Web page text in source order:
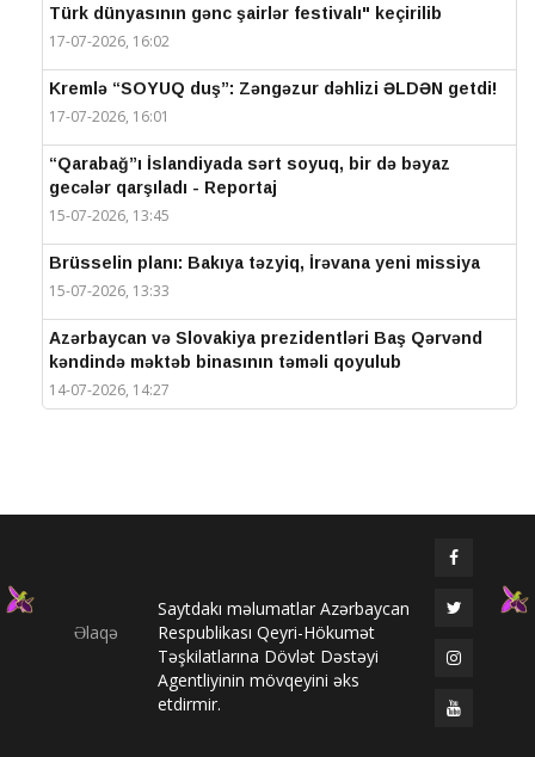
Türk dünyasının gənc şairlər festivalı" keçirilib
17-07-2026, 16:02
Kremlə “SOYUQ duş”: Zəngəzur dəhlizi ƏLDƏN getdi!
17-07-2026, 16:01
“Qarabağ”ı İslandiyada sərt soyuq, bir də bəyaz
gecələr qarşıladı - Reportaj
15-07-2026, 13:45
Brüsselin planı: Bakıya təzyiq, İrəvana yeni missiya
15-07-2026, 13:33
Azərbaycan və Slovakiya prezidentləri Baş Qərvənd
kəndində məktəb binasının təməli qoyulub
14-07-2026, 14:27
Prezidentlər Şuşada mətbuata bəyanatlarla çıxış
Elməddin Behbud: “IV Şuşa Qlobal Media Forumu
beynəlxalq media əməkdaşlığının nüfuzlu
platformasına çevrilib”
14-07-2026, 14:24
Əlaqə
Saytdakı məlumatlar Azərbaycan
Respublikası Qeyri-Hökumət
Təşkilatlarına Dövlət Dəstəyi
Agentliyinin mövqeyini əks
etdirmir.